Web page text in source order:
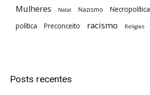
Mulheres Natal Nazismo Necropolítica
política Preconceito racismo Religiao
Posts recentes